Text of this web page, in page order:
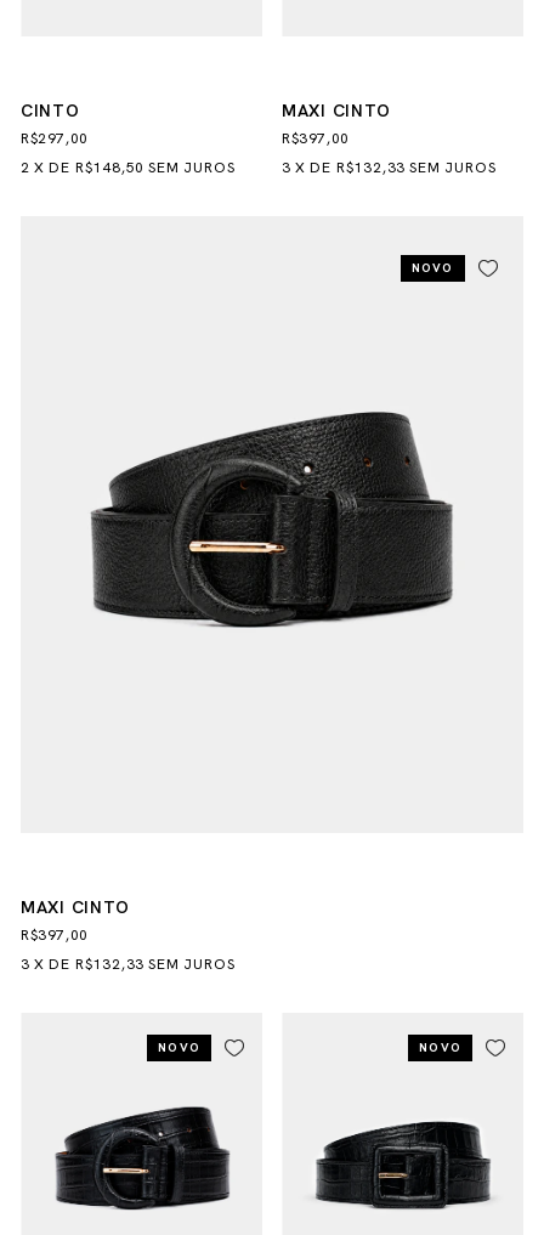
CINTO
R$297,00
2 XDE R$148,50 SEM JUROS
MAXI CINTO
R$397,00
3 XDE R$132,33 SEM JUROS
NOVO
MAXI CINTO
R$397,00
3 XDE R$132,33 SEM JUROS
NOVO NOVO